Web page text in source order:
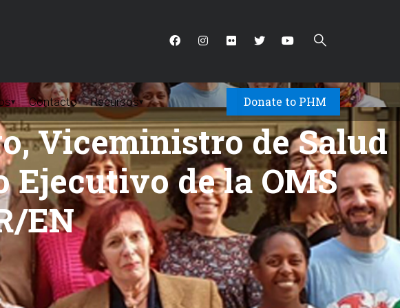
▾ Contacto Recursos▾ Donate to PHM
Viceministro de Salud
Ejecutivo de la OMS
EN